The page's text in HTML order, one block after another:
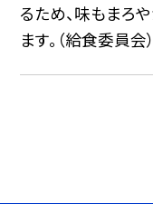
るため、味もまろ
ます。（給食委員会）